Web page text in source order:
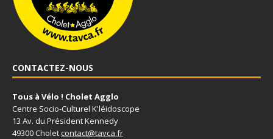
CONTACTEZ-NOUS
Tous à Vélo ! Cholet Agglo
Centre Socio-Culturel K'léidoscope
13 Av. du Président Kennedy
49300 Choletcontact@tavca.fr